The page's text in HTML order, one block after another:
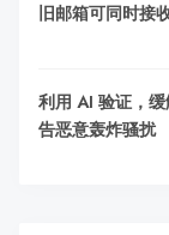
旧邮箱可同时接
利用 AI 验证，
告恶意轰炸骚扰